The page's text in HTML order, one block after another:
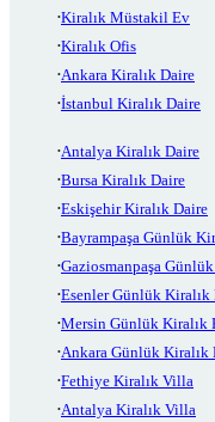
Kiralık Müstakil Ev
Kiralık Ofis
Ankara Kiralık Daire
İstanbul Kiralık Daire
Antalya Kiralık Daire
Bursa Kiralık Daire
Eskişehir Kiralık Daire
Bayrampaşa Günlük
Gaziosmanpaşa
Esenler Günlük Kiralık
Mersin Günlük Kiralık
Ankara Günlük Kiralık
Fethiye Kiralık Villa
Antalya Kiralık Villa